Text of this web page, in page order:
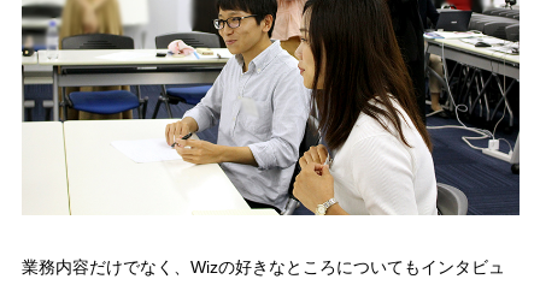
業務内容だけでなく、Wizの好きなところについてもインタビュ